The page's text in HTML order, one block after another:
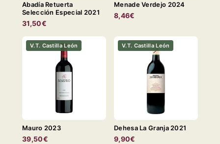
Abadía Retuerta
Selección Especial 2021
31,50€
Menade Verdejo 2024
8,46€
V.T. Castilla León
Mauro 2023
39,50€
V.T. Castilla León
Dehesa La Granja 2021
9,90€